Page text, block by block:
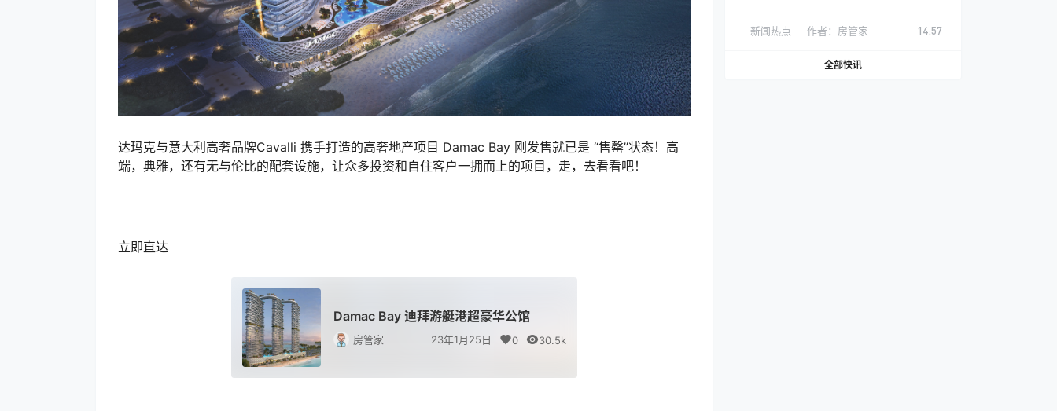
达玛克与意大利高奢品牌Cavalli 携手打造的高奢地产项目 Damac Bay 刚发售就已是 “售罄”状态！高
端，典雅，还有无与伦比的配套设施，让众多投资和自住客户一拥而上的项目，走，去看看吧！
立即直达
Damac Bay 迪拜游艇港超豪华公馆
房管家 23年1月25日 0 30.5k
新闻热点 作者： 房管家 14:57
全部快讯